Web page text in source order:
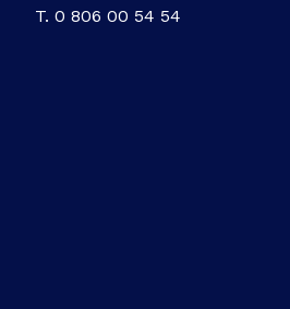
T. 0 806 00 54 54